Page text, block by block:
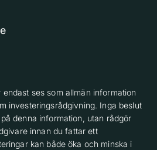
ses som allmän information
investeringsrådgivning. Inga beslut
denna information, utan rådgör
innan du fattar ett
kan både öka och minska i